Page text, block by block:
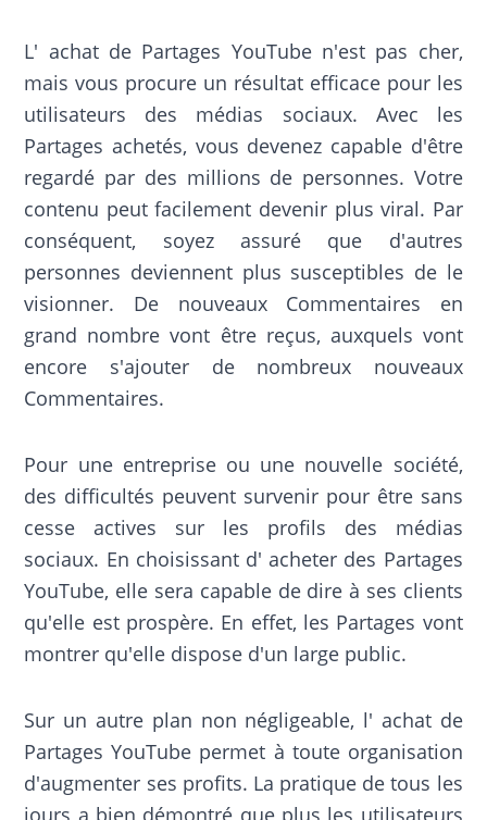
L' achat de Partages YouTube n'est pas cher,
mais vous procure un résultat efficace pour les
utilisateurs des médias sociaux. Avec les
Partages achetés, vous devenez capable d'être
regardé par des millions de personnes. Votre
contenu peut facilement devenir plus viral. Par
conséquent, soyez assuré que d'autres
personnes deviennent plus susceptibles de le
visionner. De nouveaux Commentaires en
grand nombre vont être reçus, auxquels vont
encore s'ajouter de nombreux nouveaux
Commentaires.
Pour une entreprise ou une nouvelle société,
des difficultés peuvent survenir pour être sans
cesse actives sur les profils des médias
sociaux. En choisissant d' acheter des Partages
YouTube, elle sera capable de dire à ses clients
qu'elle est prospère. En effet, les Partages vont
montrer qu'elle dispose d'un large public.
Sur un autre plan non négligeable, l' achat de
Partages YouTube permet à toute organisation
d'augmenter ses profits. La pratique de tous les
jours a bien démontré que plus les utilisateurs